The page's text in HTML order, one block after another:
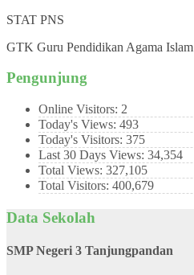
STAT PNS
GTK Guru Pendidikan Agama Islam
Pengunjung
Online Visitors: 2
Today's Views: 493
Today's Visitors: 375
Last 30 Days Views: 34,354
Total Views: 327,105
Total Visitors: 400,679
Data Sekolah
SMP Negeri 3 Tanjungpandan